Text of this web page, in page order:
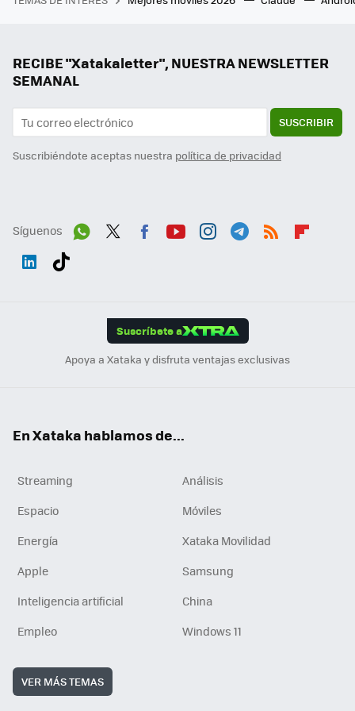
RECIBE "Xatakaletter", NUESTRA NEWSLETTER
SEMANAL
SUSCRIBIR
Suscribiéndote aceptas nuestra política de privacidad
Síguenos
Suscríbete a
Apoya a Xataka y disfruta ventajas exclusivas
En Xataka hablamos de...
Streaming
Análisis
Espacio
Móviles
Energía
Xataka Movilidad
Apple
Samsung
Inteligencia artificial
China
Empleo
Windows 11
VER MÁS TEMAS